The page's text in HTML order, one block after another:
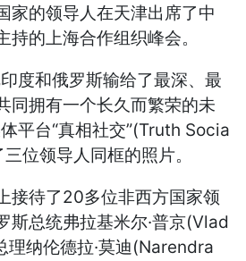
家的领导人在天津出席了中
持的上海合作组织峰会。
度和俄罗斯输给了最深、最
同拥有一个长久而繁荣的未
平台“真相社交”(Truth Socia
位领导人同框的照片。
接待了20多位非西方国家领
斯总统弗拉基米尔·普京(Vlad
纳伦德拉·莫迪(Narendra